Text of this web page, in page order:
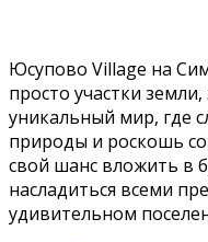
Юсупово Village на
просто участки
уникальный мир, где
природы и роскошь
свой шанс вложить в
насладиться всеми
удивительном